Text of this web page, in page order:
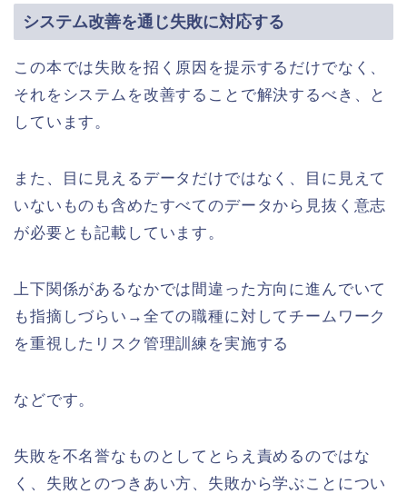
システム改善を通じ失敗に対応する
この本では失敗を招く原因を提示するだけでなく、
それをシステムを改善することで解決するべき、と
しています。
また、目に見えるデータだけではなく、目に見えて
いないものも含めたすべてのデータから見抜く意志
が必要とも記載しています。
上下関係があるなかでは間違った方向に進んでいて
も指摘しづらい→全ての職種に対してチームワーク
を重視したリスク管理訓練を実施する
などです。
失敗を不名誉なものとしてとらえ責めるのではな
く、失敗とのつきあい方、失敗から学ぶことについ